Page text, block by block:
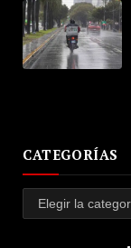
CATEGORÍAS
Categorías